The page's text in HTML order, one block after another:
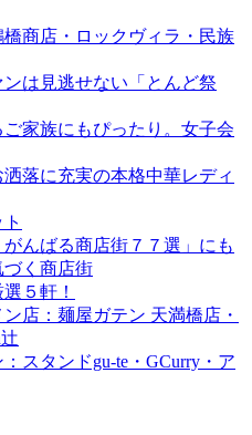
商店・ロックヴィラ・民族
は見逃せない「とんど祭
家族にもぴったり。女子会
落に充実の本格中華レディ
んばる商店街７７選」にも
く商店街
５軒！
店：麺屋ガテン 天満橋店・
スタンドgu-te・GCurry・ア